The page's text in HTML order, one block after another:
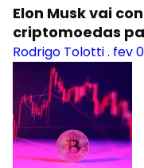
Elon Musk vai
criptomoedas
Rodrigo Tolotti. fev